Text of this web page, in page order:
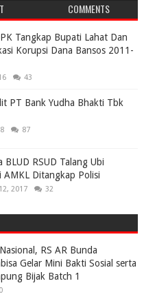
COMMENTS
Tangkap Bupati Lahat Dan
Korupsi Dana Bansos 2011-
43
PT Bank Yudha Bhakti Tbk
87
BLUD RSUD Talang Ubi
AMKL Ditangkap Polisi
2017 32
RS AR Bunda
Gelar Mini Bakti Sosial serta
Bijak Batch 1
0